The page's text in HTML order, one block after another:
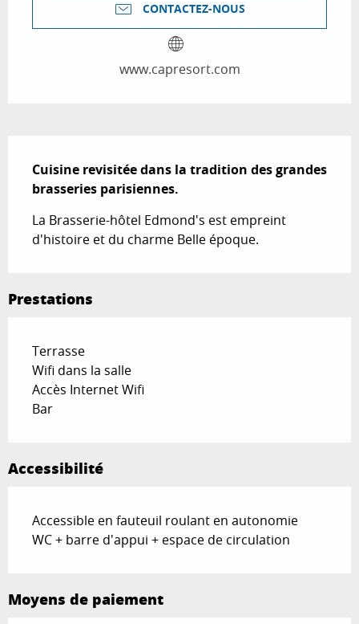
CONTACTEZ-NOUS
www.capresort.com
Cuisine revisitée dans la tradition des grandes
brasseries parisiennes.
La Brasserie-hôtel Edmond's est empreint
d'histoire et du charme Belle époque.
Prestations
Terrasse
Wifi dans la salle
Accès Internet Wifi
Bar
Accessibilité
Accessible en fauteuil roulant en autonomie
WC + barre d'appui + espace de circulation
Moyens de paiement